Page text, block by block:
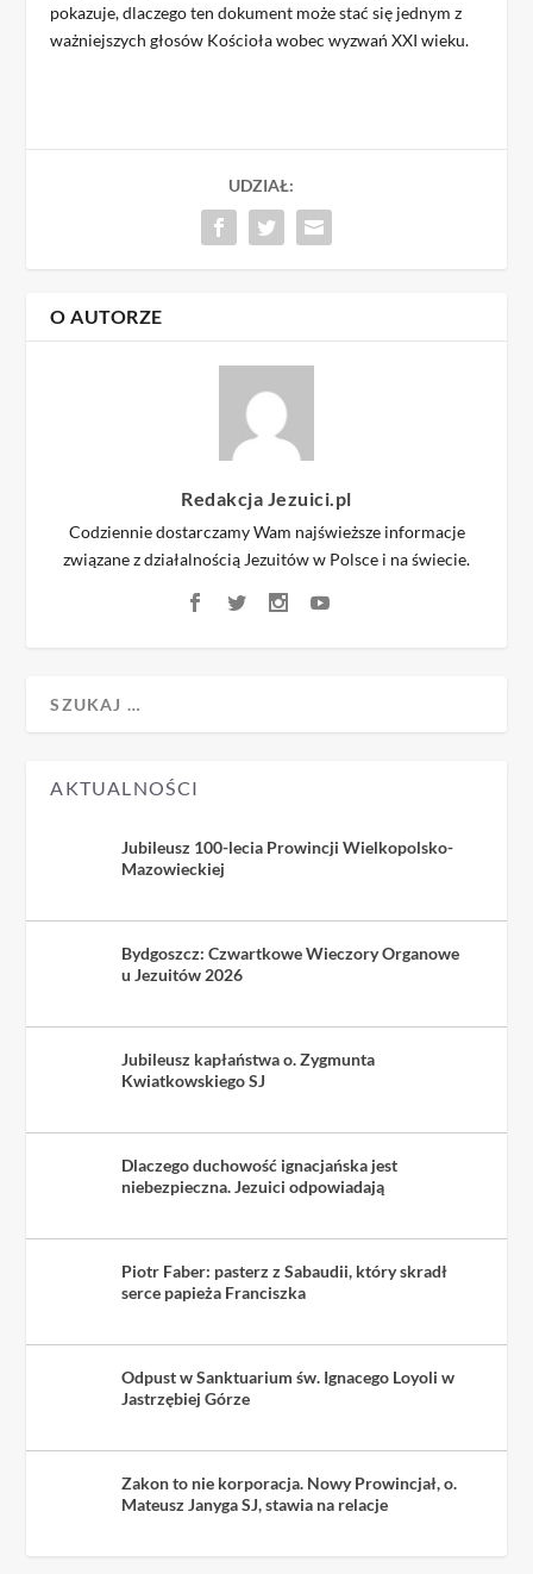
pokazuje, dlaczego ten dokument może stać się jednym z
ważniejszych głosów Kościoła wobec wyzwań XXI wieku.
UDZIAŁ:
O AUTORZE
Redakcja Jezuici.pl
Codziennie dostarczamy Wam najświeższe informacje
związane z działalnością Jezuitów w Polsce i na świecie.
AKTUALNOŚCI
Jubileusz 100-lecia Prowincji Wielkopolsko-
Mazowieckiej
Bydgoszcz: Czwartkowe Wieczory Organowe
u Jezuitów 2026
Jubileusz kapłaństwa o. Zygmunta
Kwiatkowskiego SJ
Dlaczego duchowość ignacjańska jest
niebezpieczna. Jezuici odpowiadają
Piotr Faber: pasterz z Sabaudii, który skradł
serce papieża Franciszka
Odpust w Sanktuarium św. Ignacego Loyoli w
Jastrzębiej Górze
Zakon to nie korporacja. Nowy Prowincjał, o.
Mateusz Janyga SJ, stawia na relacje